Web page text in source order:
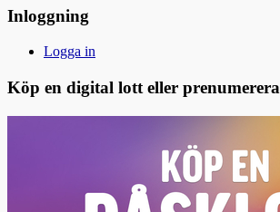
Inloggning
Logga in
Köp en digital lott eller prenumerera